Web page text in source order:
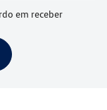
em receber